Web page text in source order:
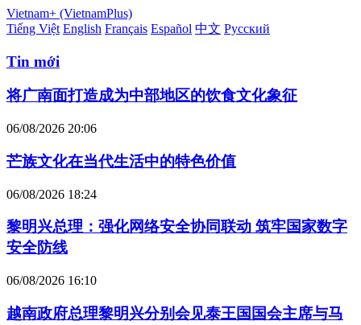
Vietnam+ (VietnamPlus)
Tiếng Việt English Français Español 中文 Русский
Tin mới
将广南面打造成为中部地区的饮食文化象征
06/08/2026 20:06
芒族文化在当代生活中的特色价值
06/08/2026 18:24
黎明兴总理：强化网络安全协同联动 筑牢国家数字
安全防线
06/08/2026 16:10
越南政府总理黎明兴分别会见泰王国国会主席与马